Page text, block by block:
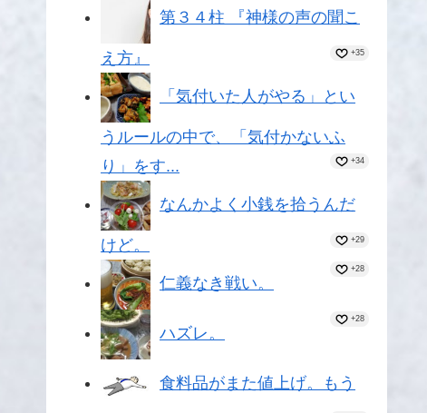
第３４柱 『神様の声の聞こ
え方』 +35
「気付いた人がやる」とい
うルールの中で、「気付かないふ
り」をす...
+34
なんかよく小銭を拾うんだ
けど。 +29
仁義なき戦い。
+28
ハズレ。
+28
食料品がまた値上げ。もう